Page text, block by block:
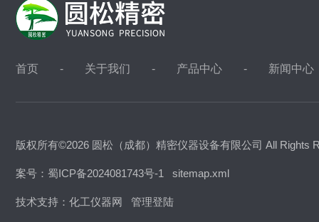
首页 关于我们 产品中心 新闻中心
版权所有©2026 圆松（成都）精密仪器设备有限公司 All Rights
案号：蜀ICP备2024081743号-1 sitemap.xml
技术支持： 化工仪器网 管理登陆